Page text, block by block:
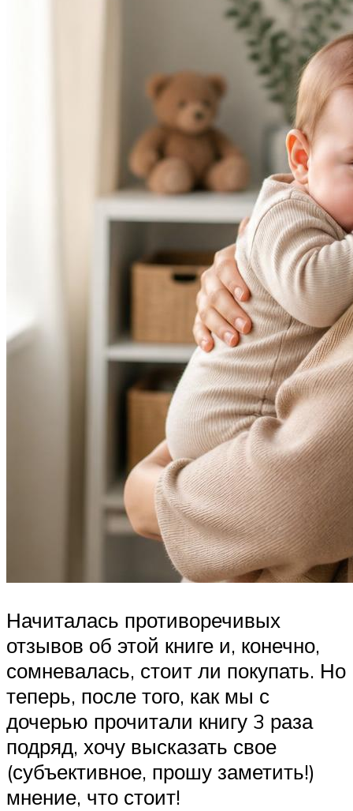
Начиталась противоречивых
отзывов об этой книге и, конечно,
сомневалась, стоит ли покупать. Но
теперь, после того, как мы с
дочерью прочитали книгу 3 раза
подряд, хочу высказать свое
(субъективное, прошу заметить!)
мнение, что стоит!